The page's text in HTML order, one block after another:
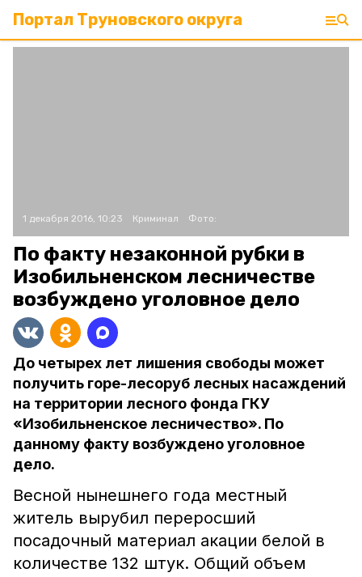
Портал Труновского округа
1 декабря 2016, 10:23 Криминал Фото:
По факту незаконной рубки в
Изобильненском лесничестве
возбуждено уголовное дело
До четырех лет лишения свободы может
получить горе-лесоруб лесных насаждений
на территории лесного фонда ГКУ
«Изобильненское лесничество». По
данному факту возбуждено уголовное
дело.
Весной нынешнего года местный
житель вырубил переросший
посадочный материал акации белой в
количестве 132 штук. Общий объем